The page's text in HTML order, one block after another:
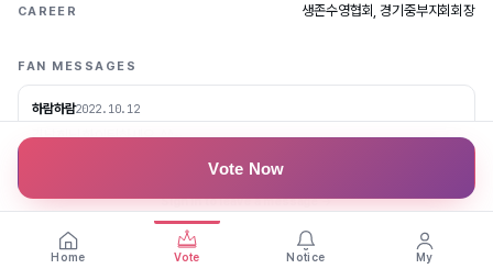
CAREER 생존수영협회, 경기중부지회회장
FAN MESSAGES
하람하람2022.10.12
김남희님 화이팅하세요. ^^~
Sign in to leave a message →
Vote Now
Home Vote Notice My